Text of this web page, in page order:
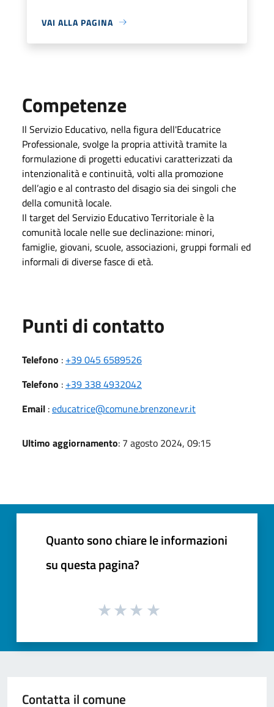
VAI ALLA PAGINA
Competenze
Il Servizio Educativo, nella figura dell'Educatrice
Professionale, svolge la propria attività tramite la
formulazione di progetti educativi caratterizzati da
intenzionalità e continuità, volti alla promozione
dell’agio e al contrasto del disagio sia dei singoli che
della comunità locale.
Il target del Servizio Educativo Territoriale è la
comunità locale nelle sue declinazione: minori,
famiglie, giovani, scuole, associazioni, gruppi formali ed
informali di diverse fasce di età.
Punti di contatto
Telefono : +39 045 6589526
Telefono : +39 338 4932042
Email :educatrice@comune.brenzone.vr.it
Ultimo aggiornamento: 7 agosto 2024, 09:15
Quanto sono chiare le informazioni
su questa pagina?
Contatta il comune